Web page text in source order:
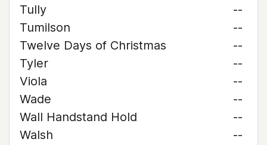
Tully
--
Tumilson
--
Twelve Days of Christmas
--
Tyler
--
Viola
--
Wade
--
Wall Handstand Hold
--
Walsh
--